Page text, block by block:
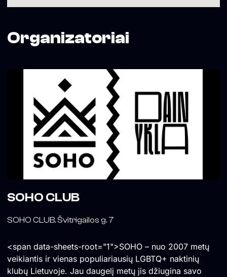
Organizatoriai
SOHO CLUB
SOHO CLUB. Švitrigailos g. 7
<span data-sheets-root="1">SOHO – nuo 2007 metų
veikiantis ir vienas populiariausių LGBTQ+ naktinių
klubų Lietuvoje. Jau daugelį metų jis džiugina savo